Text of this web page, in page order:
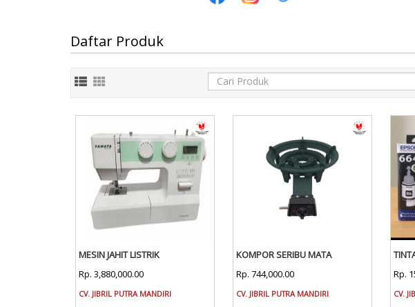
Daftar Produk
MESIN JAHIT LISTRIK
Rp. 3,880,000.00
CV. JIBRIL PUTRA MANDIRI
KOMPOR SERIBU MATA
Rp. 744,000.00
CV. JIBRIL PUTRA MANDIRI
Rp.
CV.